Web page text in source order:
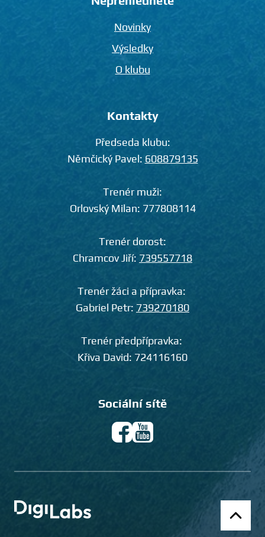
Novinky
Výsledky
O klubu
Kontakty
Předseda klubu:
Němčický Pavel: 608879135
Trenér muži:
Orlovský Milan: 777808114
Trenér dorost:
Chramcov Jiří: 739557718
Trenér žáci a přípravka:
Gabriel Petr: 739270180
Trenér předpřípravka:
Křiva David: 724116160
Sociální sítě